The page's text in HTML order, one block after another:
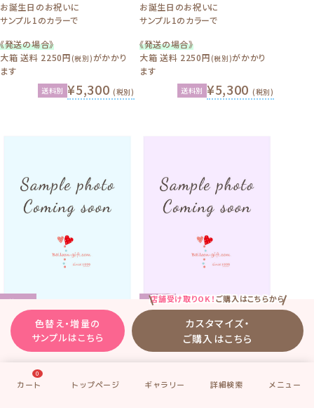
色替え・増量の
サンプルはこちら
店舗受け取りOK！ご購入はこちらから
カスタマイズ・
ご購入はこちら
お誕生日のお祝いに
サンプル1のカラーで
《発送の場合》
大箱 送料 2250円 (税別)がかかり
ます
送料別 ¥5,300(税別)
お誕生日のお祝いに
サンプル1のカラーで
《発送の場合》
大箱 送料 2250円 (税別)がかかり
ます
送料別 ¥5,300 (税別)
送料別
ギャラリーNo.2in1PRAREL-S07
「2in1プリンセス・アリエル
お誕生日のお祝いに
送料別
ギャラリーNo.2in1PRAREL-S08
「2in1プリンセス・アリエル
お誕生日のお祝いに
0